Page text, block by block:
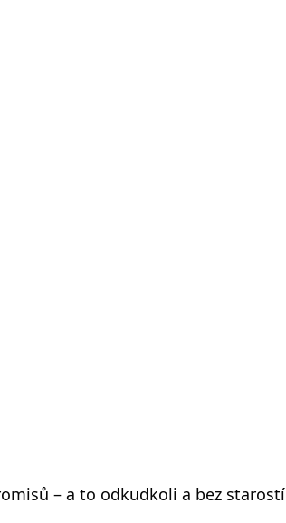
– a to odkudkoli a bez starostí